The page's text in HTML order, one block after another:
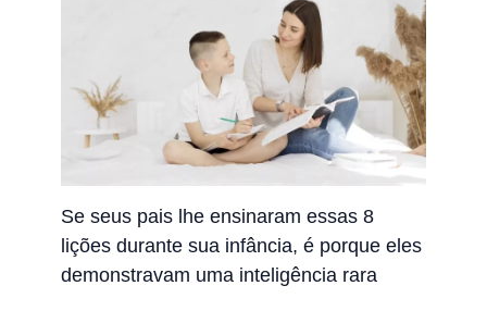
Se seus pais lhe ensinaram essas 8
lições durante sua infância, é porque eles
demonstravam uma inteligência rara